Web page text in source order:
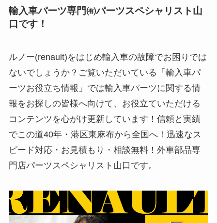
輸入車パーツ専門㈲パーツスペシャリスト山
口です！
ルノー(renault)をはじめ輸入車の故障でお困りでは
ないでしょうか？ご覧いただいている「輸入車パ
ーツお役立ち情報」では輸入車パーツに関する情
報をお探しの皆様へ向けて、お役立ていただける
コンテンツを心がけ更新しています！信頼と実績
でこの道40年・港区東麻布から全国へ！迅速なス
ピード対応・お見積もり・相談無料！外車部品専
門店パーツスペシャリスト山口です。